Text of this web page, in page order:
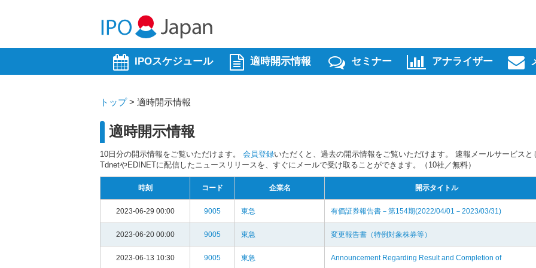
IPOスケジュール 適時開示情報 セミナー アナライザー
トップ> 適時開示情報
適時開示情報
10日分の開示情報をご覧いただけます。 会員登録いただくと、過去の開示情報をご覧いただけます。 速報メールサービスと
TdnetやEDINETに配信したニュースリリースを、すぐにメールで受け取ることができます。（10社／無料）
時刻 コード 企業名 開示タイトル
2023-06-29 00:00 9005 東急 有価証券報告書－第154期(2022/04/01－2023/03/31)
2023-06-20 00:00 9005 東急 変更報告書（特例対象株券等）
2023-06-13 10:30 9005 東急 Announcement Regarding Result and Completion of